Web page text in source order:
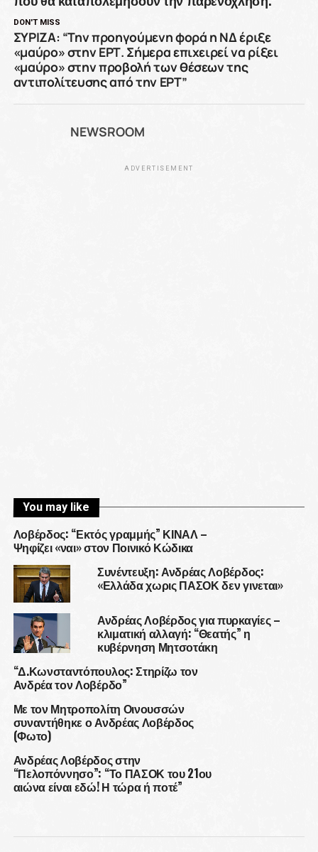
DON'T MISS
ΣΥΡΙΖΑ: “Την προηγούμενη φορά η ΝΔ έριξε
«μαύρο» στην ΕΡΤ. Σήμερα επιχειρεί να ρίξει
«μαύρο» στην προβολή των θέσεων της
αντιπολίτευσης από την ΕΡΤ”
NEWSROOM
ADVERTISEMENT
You may like
Λοβέρδος: “Εκτός γραμμής” ΚΙΝΑΛ –
Ψηφίζει «ναι» στον Ποινικό Κώδικα
Συνέντευξη: Ανδρέας Λοβέρδος:
«Ελλάδα χωρις ΠΑΣΟΚ δεν γινεται»
Ανδρέας Λοβέρδος για πυρκαγίες –
κλιματική αλλαγή: “Θεατής” η
κυβέρνηση Μητσοτάκη
“Δ.Κωνσταντόπουλος: Στηρίζω τον
Ανδρέα τον Λοβέρδο”
Με τον Μητροπολίτη Οινουσσών
συναντήθηκε ο Ανδρέας Λοβέρδος
(Φωτο)
Ανδρέας Λοβέρδος στην
“Πελοπόννησο”: “Το ΠΑΣΟΚ του 21ου
αιώνα είναι εδώ! Η τώρα ή ποτέ”